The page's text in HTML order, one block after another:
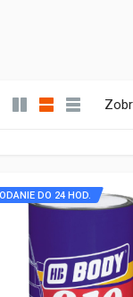
DO 24 HOD.